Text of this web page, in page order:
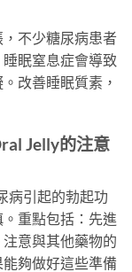
不少糖尿病患者
眠窒息症會導致
改善睡眠質素，
Jelly的注意
病引起的勃起功
重點包括：先進
意與其他藥物的
夠做好這些準備